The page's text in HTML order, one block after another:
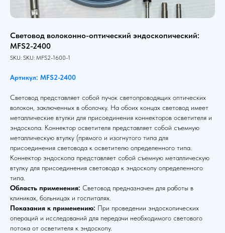
Световод волоконно-оптический эндоскопический:
MFS2-2400
SKU: SKU: MFS2-1600-1
Артикул: MFS2-2400
Световод представляет собой пучок светопроводящих оптических
волокон, заключенных в оболочку. На обоих концах световод имеет
металлические втулки для присоединения коннекторов осветителя и
эндоскопа. Коннектор осветителя представляет собой съемную
металлическую втулку (прямого и изогнутого типа для
присоединения световода к осветителю определенного типа.
Коннектор эндоскопа представляет собой съемную металлическую
втулку для присоединения световода к эндоскопу определенного
типа.
Область применения: Световод предназначен для работы в
клиниках, больницах и госпиталях.
Показания к применению: При проведении эндоскопических
операций и исследований для передачи необходимого светового
потока от осветителя к эндоскопу.